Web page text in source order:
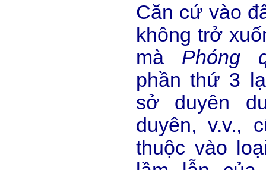
Căn cứ vào
không trở
mà Phóng
phần thứ 3
sở duyên
duyên, v.v.,
thuộc vào